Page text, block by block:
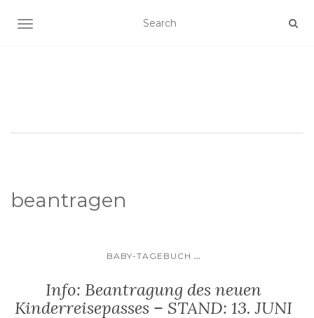
SCHALTE NAVIGATION
beantragen
BABY-TAGEBUCH ...
Info: Beantragung des neuen
Kinderreisepasses – STAND: 13. JUNI